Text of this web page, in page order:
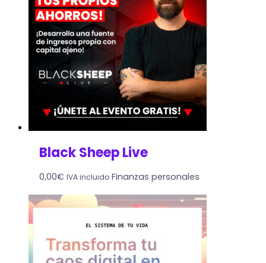
Black Sheep Live
0,00€ IVA incluido Finanzas personales